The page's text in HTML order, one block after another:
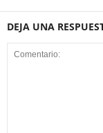
DEJA UNA